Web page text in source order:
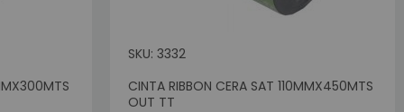
SKU: 3332
CINTA RIBBON CERA SAT 110MMX450MTS
OUT TTSin Stock